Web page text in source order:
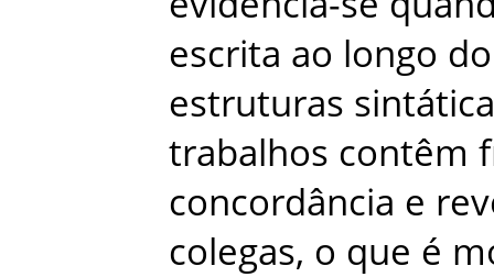
escrita ao longo do
estruturas
trabalhos contêm
concordância e
colegas, o que é